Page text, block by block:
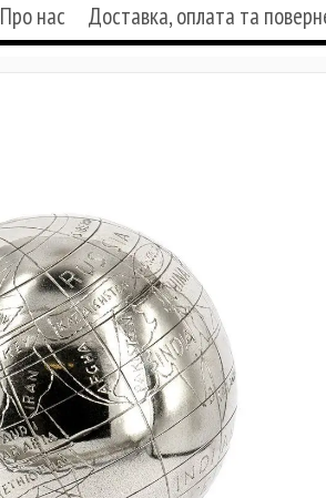
Про нас Доставка, оплата та